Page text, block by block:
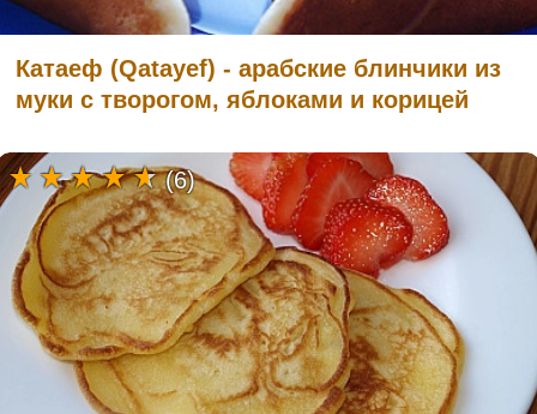
Катаеф (Qatayef) - арабские блинчики из
муки с творогом, яблоками и корицей
(6)